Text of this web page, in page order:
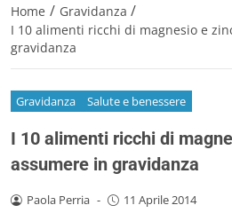
Home / Gravidanza /
I 10 alimenti ricchi di magnesio e
gravidanza
Gravidanza Salute e benessere
I 10 alimenti ricchi di
assumere in gravidanza
Paola Perria - 11 Aprile 2014